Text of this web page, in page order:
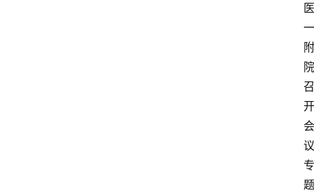
医
一
附
院
召
开
会
议
专
题